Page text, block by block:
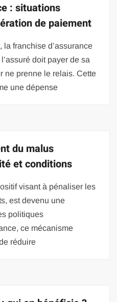
: situations
de paiement
la franchise d’assurance
doit payer de sa
ne prenne le relais. Cette
une dépense
du malus
et conditions
visant à pénaliser les
est devenu une
politiques
ce mécanisme
réduire